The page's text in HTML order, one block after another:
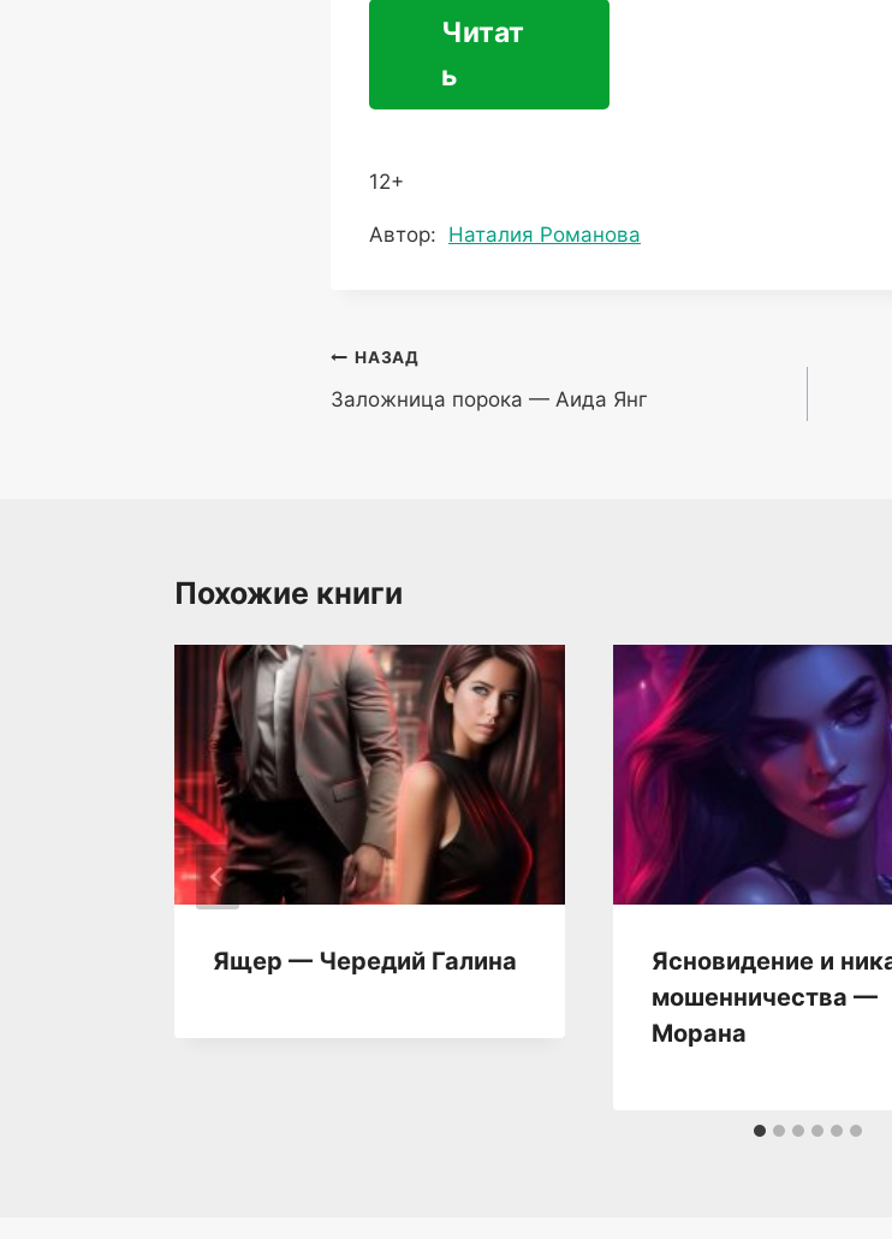
Читат
ь
12+
Метки
Автор: Наталия Романова
Навигация
по
НАЗАД
Заложница порока — Аида Янг
Похожие книги
Ящер — Чередий Галина
Ясновидение и
мошенничества —
Морана